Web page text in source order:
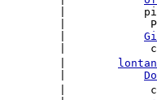
|
|
|
|